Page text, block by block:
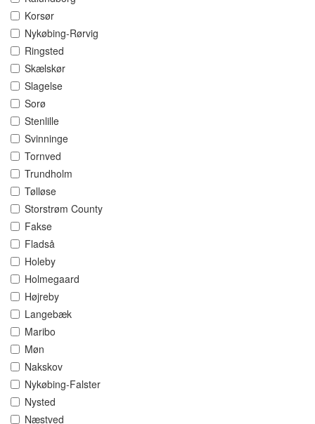
Korsør
Nykøbing-Rørvig
Ringsted
Skælskør
Slagelse
Sorø
Stenlille
Svinninge
Tornved
Trundholm
Tølløse
Storstrøm County
Fakse
Fladså
Holeby
Holmegaard
Højreby
Langebæk
Maribo
Møn
Nakskov
Nykøbing-Falster
Nysted
Næstved